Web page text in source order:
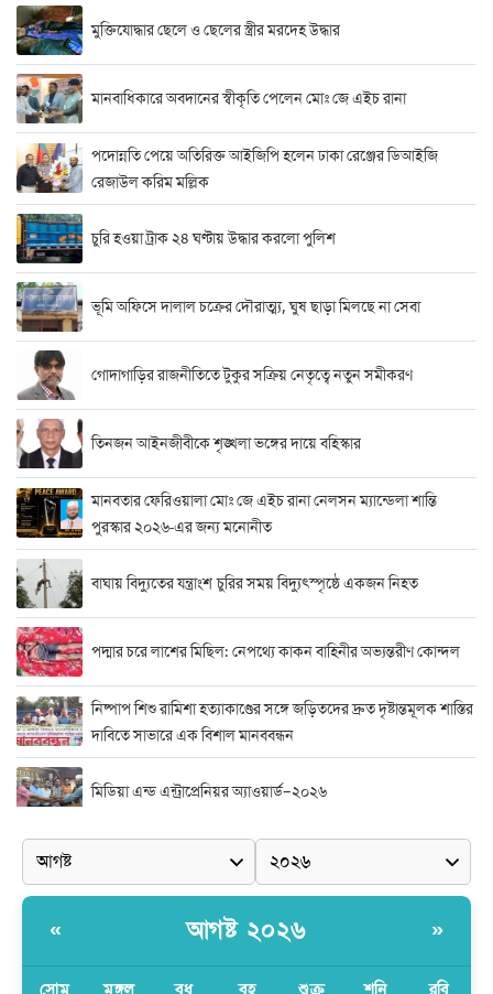
মুক্তিযোদ্ধার ছেলে ও ছেলের স্ত্রীর মরদেহ উদ্ধার
মানবাধিকারে অবদানের স্বীকৃতি পেলেন মোঃ জে এইচ রানা
পদোন্নতি পেয়ে অতিরিক্ত আইজিপি হলেন ঢাকা রেঞ্জের ডিআইজি
রেজাউল করিম মল্লিক
চুরি হওয়া ট্রাক ২৪ ঘণ্টায় উদ্ধার করলো পুলিশ
ভূমি অফিসে দালাল চক্রের দৌরাত্ম্য, ঘুষ ছাড়া মিলছে না সেবা
গোদাগাড়ির রাজনীতিতে টুকুর সক্রিয় নেতৃত্বে নতুন সমীকরণ
তিনজন আইনজীবীকে শৃঙ্খলা ভঙ্গের দায়ে বহিস্কার
মানবতার ফেরিওয়ালা মোঃ জে এইচ রানা নেলসন ম্যান্ডেলা শান্তি
পুরস্কার ২০২৬-এর জন্য মনোনীত
বাঘায় বিদ্যুতের যন্ত্রাংশ চুরির সময় বিদ্যুৎস্পৃষ্ঠে একজন নিহত
পদ্মার চরে লাশের মিছিল: নেপথ্যে কাকন বাহিনীর অভ্যন্তরীণ কোন্দল
নিষ্পাপ শিশু রামিশা হত্যাকাণ্ডের সঙ্গে জড়িতদের দ্রুত দৃষ্টান্তমূলক শাস্তির
দাবিতে সাভারে এক বিশাল মানববন্ধন
মিডিয়া এন্ড এন্ট্রাপ্রেনিয়র অ্যাওয়ার্ড–২০২৬
র‍্যাবের বিশেষ অভিযান: বিদেশি পিস্তল, গুলি, মাদক ও নগদ অর্থ উদ্ধার,
দুর্নীতি ও অনিয়মের অভিযোগে অভিযুক্ত সাব-রেজিস্ট্রার মো. জাকির
« আগষ্ট ২০২৬ »
সোম মঙ্গল বুধ বৃহ শুক্র শনি রবি